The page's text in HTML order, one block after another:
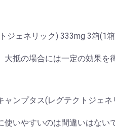
ジェネリック) 333mg 3箱(1
抵の場合には一定の効果を
ンプタス(レグテクトジェ
いやすいのは間違いはない